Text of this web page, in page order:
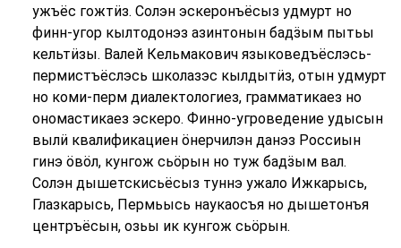
ужъёс гожтӥз. Солэн эскеронъёсыз удмурт но
финн-угор кылтодонэз азинтонын бадӟым пытьы
кельтӥзы. Валей Кельмакович языковедъёслэсь-
пермистъёслэсь школазэс кылдытӥз, отын удмурт
но коми-перм диалектологиез, грамматикаез но
ономастикаез эскеро. Финно-угроведение удысын
вылӥ квалификациен ӧнерчилэн данэз Россиын
гинэ ӧвӧл, кунгож сьӧрын но туж бадӟым вал.
Солэн дышетскисьёсыз туннэ ужало Ижкарысь,
Глазкарысь, Пермьысь наукаосъя но дышетонъя
центръёсын, озьы ик кунгож сьӧрын.